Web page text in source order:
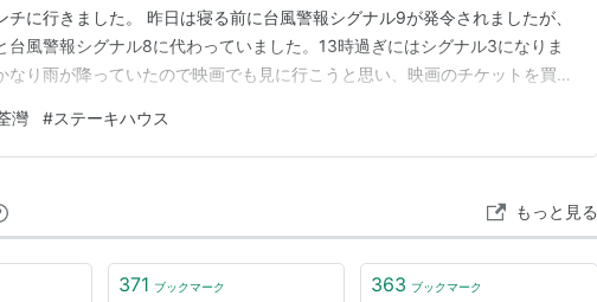
チに行きました。 昨日は寝る前に台風警報シグナル9が発令されましたが、
台風警報シグナル8に代わっていました。13時過ぎにはシグナル3になりま
なり雨が降っていたので映画でも見に行こうと思い、映画のチケットを買い
Restaurant（ガムフォン・ダーイチャンテーン、ゴールデン・フェニ
ストラン）」に…
灣 #ステーキハウス
もっと見る
371 ブックマーク 363 ブックマーク